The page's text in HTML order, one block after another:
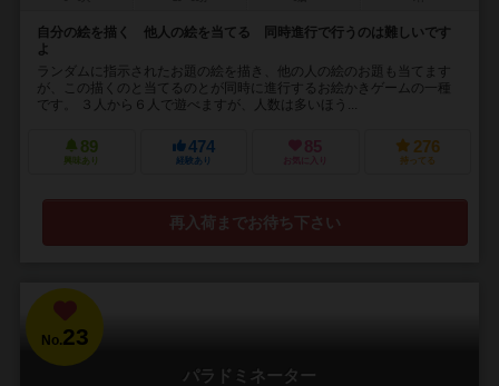
自分の絵を描く 他人の絵を当てる 同時進行で行うのは難しいです
よ
ランダムに指示されたお題の絵を描き、他の人の絵のお題も当てます
が、この描くのと当てるのとが同時に進行するお絵かきゲームの一種
です。 ３人から６人で遊べますが、人数は多いほう...
89
興味あり
474
経験あり
85
お気に入り
276
持ってる
再入荷までお待ち下さい
No.23
パラドミネーター